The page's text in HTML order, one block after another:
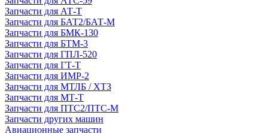
Запчасти для АТ-Т
Запчасти для БАТ2/БАТ-М
Запчасти для БМК-130
Запчасти для БТМ-3
Запчасти для ГПЛ-520
Запчасти для ГТ-Т
Запчасти для ИМР-2
Запчасти для МТЛБ / ХТЗ
Запчасти для МТ-Т
Запчасти для ПТС2/ПТС-М
Запчасти других машин
Авиационные запчасти